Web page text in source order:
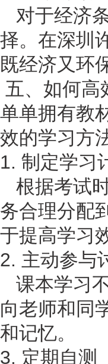
对于经济
择。在深圳
既经济又环
五、如何高
单单拥有教
效的学习方
1. 制定学习
根据考试
务合理分配
于提高学习
2. 主动参与
课本学习
向老师和同
和记忆。
3. 定期自测